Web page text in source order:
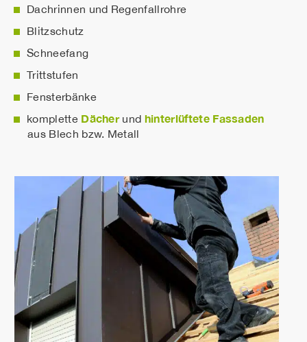
Dachrinnen und Regenfallrohre
Blitzschutz
Schneefang
Trittstufen
Fensterbänke
komplette Dächerund hinterlüftete Fassaden
aus Blech bzw. Metall